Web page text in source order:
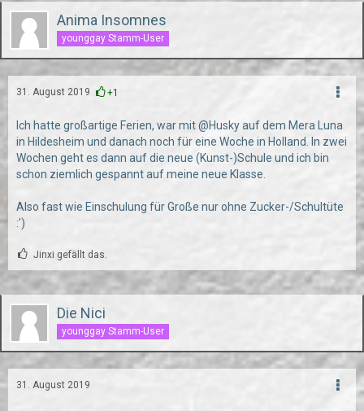
Anima Insomnes
younggay Stamm-User
31. August 2019 +1
Ich hatte großartige Ferien, war mit @Husky auf dem Mera Luna
in Hildesheim und danach noch für eine Woche in Holland. In zwei
Wochen geht es dann auf die neue (Kunst-)Schule und ich bin
schon ziemlich gespannt auf meine neue Klasse.
Also fast wie Einschulung für Große nur ohne Zucker-/Schultüte
:')
Jinxi gefällt das.
Die Nici
younggay Stamm-User
31. August 2019